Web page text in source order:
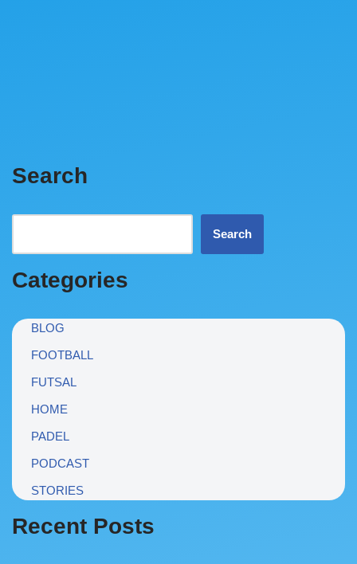
Search
Search
Categories
BLOG
FOOTBALL
FUTSAL
HOME
PADEL
PODCAST
STORIES
Recent Posts